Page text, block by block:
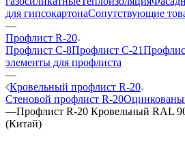
для гипсокартонаСопутствующие
—
Профлист R-20
Профлист C-8Профлист C-21
элементы для профлиста
—
Кровельный профлист R-20
Стеновой профлист R-20
—Профлист R-20 Кровельный RAL
(Китай)